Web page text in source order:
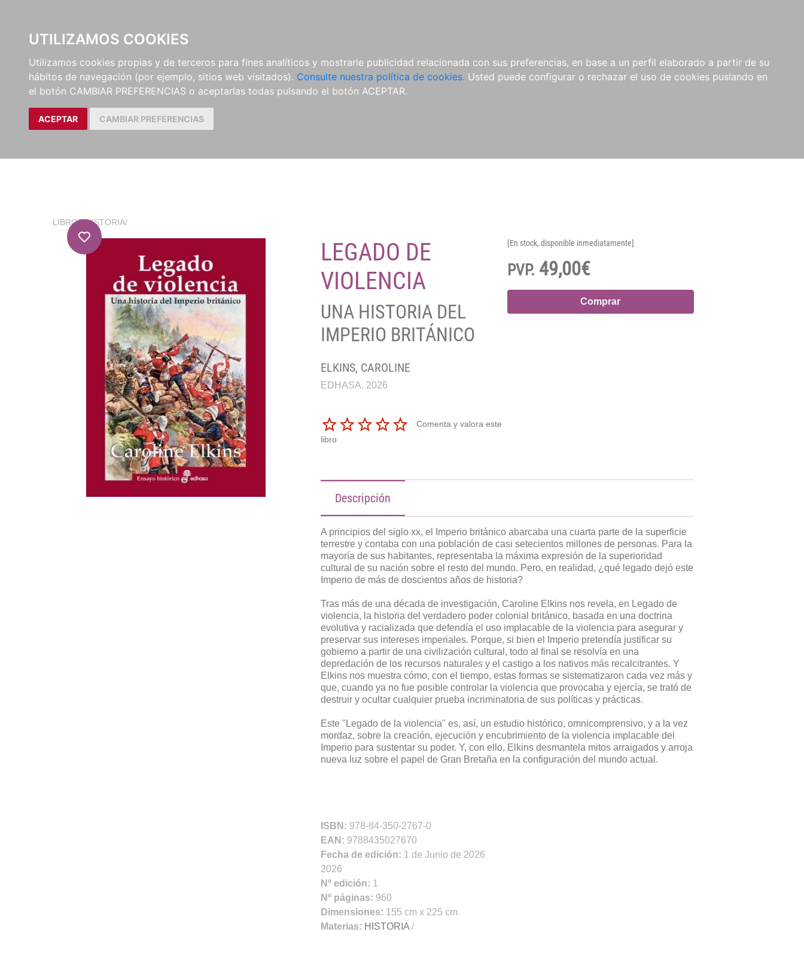
UTILIZAMOS COOKIES
Utilizamos cookies propias y de terceros para fines analíticos y mostrarle publicidad relacionada con sus preferencias, en base a un perfil elaborado a partir de su
hábitos de navegación (por ejemplo, sitios web visitados). Consulte nuestra política de cookies. Usted puede configurar o rechazar el uso de cookies puslando en
el botón CAMBIAR PREFERENCIAS o aceptarlas todas pulsando el botón ACEPTAR.
ACEPTAR CAMBIAR PREFERENCIAS
LIBROS/HISTORIA/
LEGADO DE
VIOLENCIA
UNA HISTORIA DEL
IMPERIO BRITÁNICO
ELKINS, CAROLINE
EDHASA. 2026
Comenta y valora este
libro
[En stock, disponible inmediatamente]
PVP. 49,00€
Comprar
Descripción
A principios del siglo xx, el Imperio británico abarcaba una cuarta parte de la superficie
terrestre y contaba con una población de casi setecientos millones de personas. Para la
mayoría de sus habitantes, representaba la máxima expresión de la superioridad
cultural de su nación sobre el resto del mundo. Pero, en realidad, ¿qué legado dejó este
Imperio de más de doscientos años de historia?
Tras más de una década de investigación, Caroline Elkins nos revela, en Legado de
violencia, la historia del verdadero poder colonial británico, basada en una doctrina
evolutiva y racializada que defendía el uso implacable de la violencia para asegurar y
preservar sus intereses imperiales. Porque, si bien el Imperio pretendía justificar su
gobierno a partir de una civilización cultural, todo al final se resolvía en una
depredación de los recursos naturales y el castigo a los nativos más recalcitrantes. Y
Elkins nos muestra cómo, con el tiempo, estas formas se sistematizaron cada vez más y
que, cuando ya no fue posible controlar la violencia que provocaba y ejercía, se trató de
destruir y ocultar cualquier prueba incriminatoria de sus políticas y prácticas.
Este "Legado de la violencia" es, así, un estudio histórico, omnicomprensivo, y a la vez
mordaz, sobre la creación, ejecución y encubrimiento de la violencia implacable del
Imperio para sustentar su poder. Y, con ello, Elkins desmantela mitos arraigados y arroja
nueva luz sobre el papel de Gran Bretaña en la configuración del mundo actual.
ISBN: 978-84-350-2767-0
EAN: 9788435027670
Fecha de edición: 1 de Junio de 2026
2026
Nº edición: 1
Nº páginas: 960
Dimensiones: 155 cm x 225 cm
Materias: HISTORIA/